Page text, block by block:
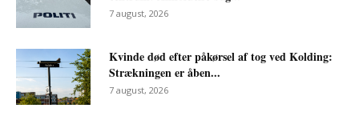
7 august, 2026
Kvinde død efter påkørsel af tog ved Kolding:
Strækningen er åben...
7 august, 2026